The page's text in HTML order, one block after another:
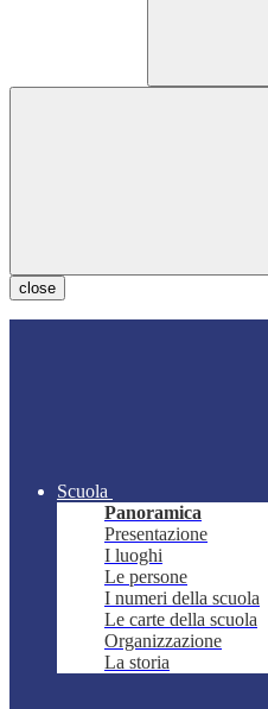
close
Scuola
Panoramica
Presentazione
I luoghi
Le persone
I numeri della scuola
Le carte della scuola
Organizzazione
La storia